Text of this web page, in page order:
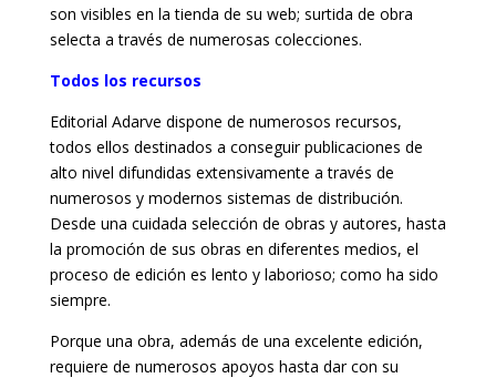
son visibles en la tienda de su web; surtida de obra
selecta a través de numerosas colecciones.
Todos los recursos
Editorial Adarve dispone de numerosos recursos,
todos ellos destinados a conseguir publicaciones de
alto nivel difundidas extensivamente a través de
numerosos y modernos sistemas de distribución.
Desde una cuidada selección de obras y autores, hasta
la promoción de sus obras en diferentes medios, el
proceso de edición es lento y laborioso; como ha sido
siempre.
Porque una obra, además de una excelente edición,
requiere de numerosos apoyos hasta dar con su